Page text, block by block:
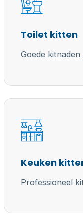
Toilet kitten
Goede
Keuken
Professioneel